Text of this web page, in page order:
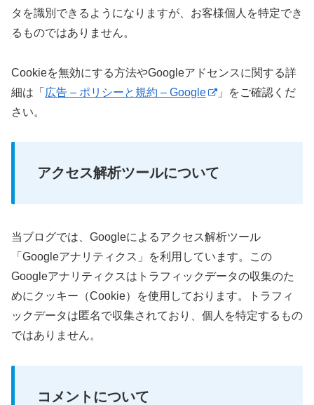
タを識別できるようになりますが、お客様個人を特定でき
るものではありません。
Cookieを無効にする方法やGoogleアドセンスに関する詳
細は「 広告 – ポリシーと規約 – Google
」をご確認くだ
さい。
アクセス解析ツールについて
当ブログでは、Googleによるアクセス解析ツール
「Googleアナリティクス」を利用しています。この
Googleアナリティクスはトラフィックデータの収集のた
めにクッキー（Cookie）を使用しております。トラフィ
ックデータは匿名で収集されており、個人を特定するもの
ではありません。
コメントについて